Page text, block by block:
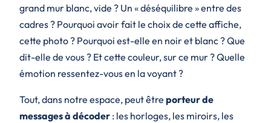
grand mur blanc, vide ? Un « déséquilibre » entre des
cadres ? Pourquoi avoir fait le choix de cette affiche,
cette photo ? Pourquoi est-elle en noir et blanc ? Que
dit-elle de vous ? Et cette couleur, sur ce mur ? Quelle
émotion ressentez-vous en la voyant ?
Tout, dans notre espace, peut être porteur de
messages à décoder : les horloges, les miroirs, les